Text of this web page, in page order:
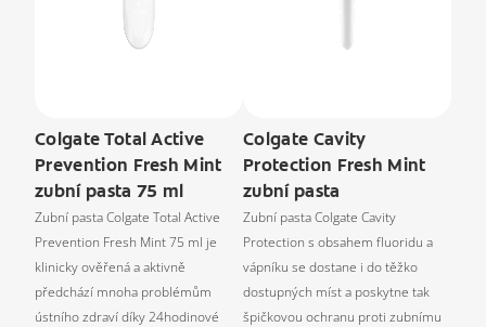
Colgate Total Active
Prevention Fresh Mint
zubní pasta 75 ml
Zubní pasta Colgate Total Active
Prevention Fresh Mint 75 ml je
klinicky ověřená a aktivně
předchází mnoha problémům
ústního zdraví díky 24hodinové
Colgate Cavity
Protection Fresh Mint
zubní pasta
Zubní pasta Colgate Cavity
Protection s obsahem fluoridu a
vápníku se dostane i do těžko
dostupných míst a poskytne tak
špičkovou ochranu proti zubnímu